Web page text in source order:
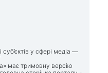
у сфері медіа —
має тримовну версію